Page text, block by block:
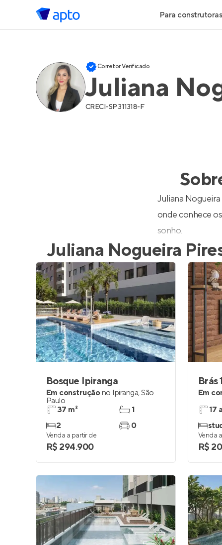
Para construtoras
Geração de
Anunciar
Corretor Verificado
Juliana
CRECI-SP 311318-F
Juliana
onde conhece
sonho.
Juliana Nogueira
Bosque Ipiranga
Em construçãono Ipiranga,São
Paulo
37 m²
2
1
0
Venda a partir de
R$ 294.900
Brás
Em
17
Venda
R$